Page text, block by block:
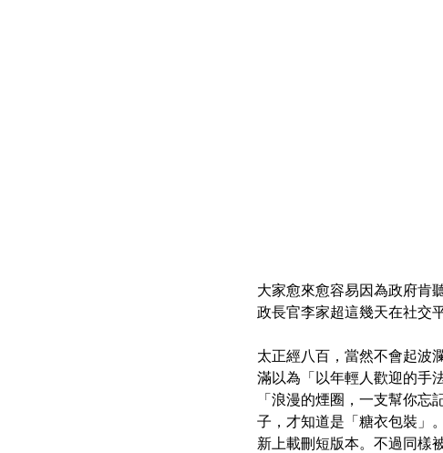
大家愈來愈容易因為政府肯
政長官李家超這幾天在社交
太正經八百，當然不會起波
滿以為「以年輕人歡迎的手
「浪漫的煙圈，一支幫你
子，才知道是「糖衣包裝」
新上載刪短版本。不過同樣